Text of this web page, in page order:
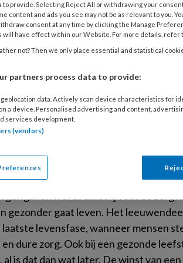
nieuw medisch specialisme?
Handboek leefstijlgeneeskunde
boodschap in dit prachtig
artsen zorgverlener hier
meer evidence dat
aan een betere gezondheid
wordt duidelijk dat de zorg
gezonder gaat leven. Het
levensfase, wanneer mensen
dure zorg. Ook bij een gezonde
is dat dan wat later. De winst van een
to provide. Selecting Reject All or withdrawing your
content and ads you see may not be as relevant to you.
consent at any time by clicking the Manage
will have effect within our Website. For more details, refer
not? Then we only place essential and statistical
partners process data to provide:
data. Actively scan device characteristics for
a device. Personalised advertising and content,
services development.
(vendors)